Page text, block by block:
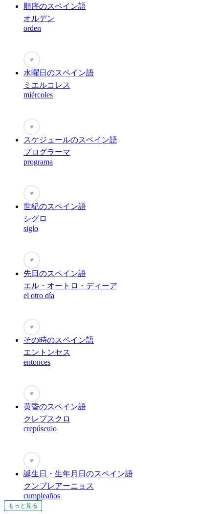
もっと見る
もっと見る
もっと見る
もっと見る
もっと見る
もっと見る
もっと見る
もっと見る
もっと見る
もっと見る
もっと見る
もっと見る
もっと見る
もっと見る
もっと見る
もっと見る
もっと見る
もっと見る
もっと見る
もっと見る
もっと見る
もっと見る
もっと見る
順序のスペイン語
オルデン
orden
♥
水曜日のスペイン語
ミエルコレス
miércoles
♥
スケジュールのスペイン語
プログラーマ
programa
♥
世紀のスペイン語
シグロ
siglo
♥
先日のスペイン語
エル・オートロ・ディーア
el otro día
♥
その時のスペイン語
エントンセス
entonces
♥
黄昏のスペイン語
クレプスクロ
crepúsculo
♥
誕生日・生年月日のスペイン語
クンプレアーニョス
cumpleaños
もっと見る
もっと見る
もっと見る
もっと見る
もっと見る
もっと見る
もっと見る
もっと見る
もっと見る
もっと見る
もっと見る
もっと見る